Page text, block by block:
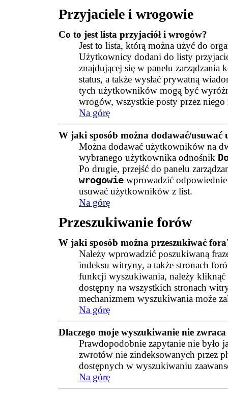
Przyjaciele i wrogowie
Co to jest lista przyjaciół i wrogów?
Jest to lista, którą można użyć do
Użytkownicy dodani do listy
znajdującej się w panelu
status, a także wysłać prywatną
tych użytkowników mogą być
wrogów, wszystkie posty przez
Na górę
W jaki sposób można dodawać/
Można dodawać użytkowników na
wybranego użytkownika odnośnik
Po drugie, przejść do panelu
wrogowie wprowadzić
usuwać użytkowników z list.
Na górę
Przeszukiwanie forów
W jaki sposób można przeszukiwać
Należy wprowadzić poszukiwaną
indeksu witryny, a także stronach
funkcji wyszukiwania, należy
dostępny na wszystkich stronach
mechanizmem wyszukiwania może
Na górę
Dlaczego moje wyszukiwanie nie
Prawdopodobnie zapytanie nie było
zwrotów nie zindeksowanych przez
dostępnych w wyszukiwaniu
Na górę